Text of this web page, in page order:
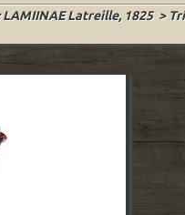
Latreille, 1825>